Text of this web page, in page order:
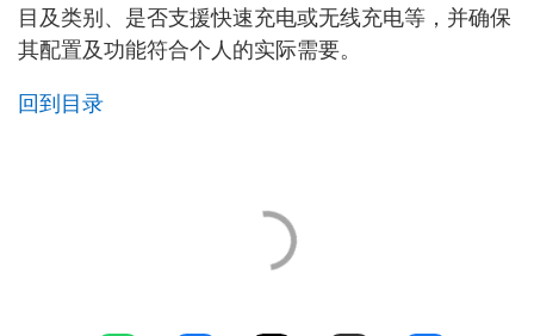
目及类别、是否支援快速充电或无线充电等，并确保
其配置及功能符合个人的实际需要。
回到目录